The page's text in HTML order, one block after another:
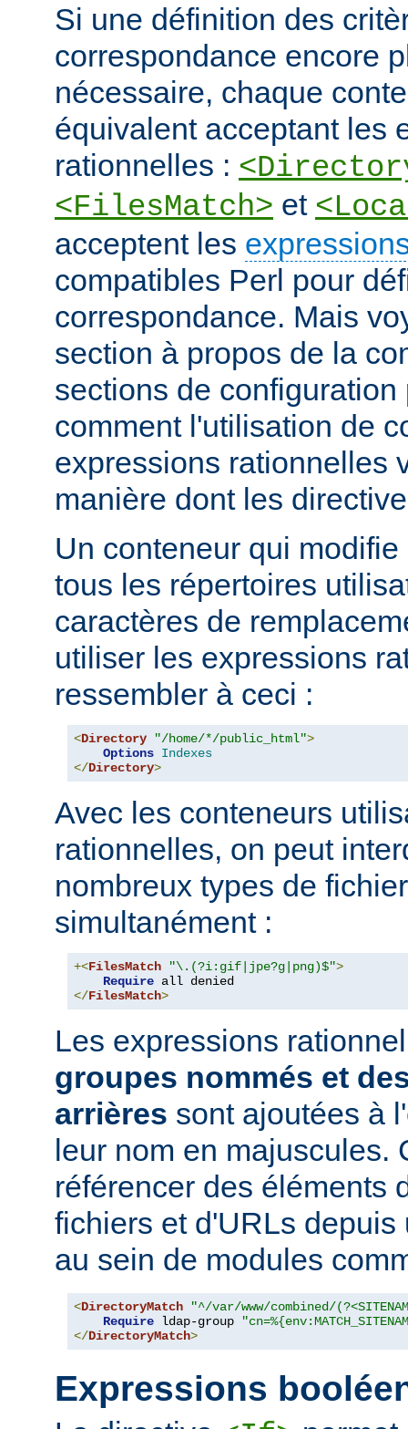
Si une définition des
correspondance encore
nécessaire, chaque
équivalent acceptant les
rationnelles :
<FilesMatch> et
acceptent les
compatibles Perl pour
correspondance. Mais
section à propos de la
sections de
comment l'utilisation de
expressions rationnelles
manière dont les
Un conteneur qui
tous les répertoires
caractères de
utiliser les expressions
ressembler à ceci :
<Directory "/home/*/public_html">
Options Indexes
</Directory>
Avec les conteneurs
rationnelles, on peut
nombreux types de
simultanément :
+<FilesMatch "\.(?i:gif|jpe?g|png)$">
Require
</FilesMatch>
Les expressions
groupes nommés et
arrières sont ajoutées à
leur nom en majuscules.
référencer des éléments
fichiers et d'URLs
au sein de modules
<DirectoryMatch
"^/var/www/combined/
Require ldap-group
</DirectoryMatch>
Expressions